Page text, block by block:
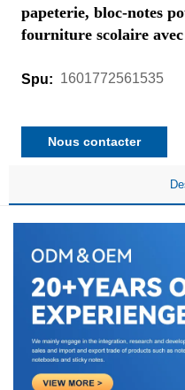
papeterie, bloc-notes
fourniture scolaire
Spu: 1601772561535
Nous contacter